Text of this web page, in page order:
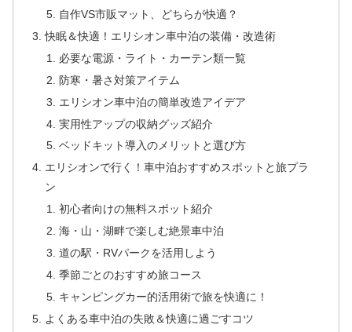
自作VS市販マット、どちらが快適？
快眠＆快適！エリシオン車中泊の装備・改造術
必要な電源・ライト・カーテン類一覧
防寒・暑さ対策アイテム
エリシオン車中泊の簡単改造アイデア
実用性アップの収納グッズ紹介
ベッドキット導入のメリットと選び方
エリシオンで行く！車中泊おすすめスポットと旅プラ
ン
初心者向けの無料スポット紹介
海・山・湖畔で楽しむ絶景車中泊
道の駅・RVパークを活用しよう
季節ごとのおすすめ旅コース
キャンピングカー的活用術で旅を快適に！
よくある車中泊の失敗＆快適に過ごすコツ